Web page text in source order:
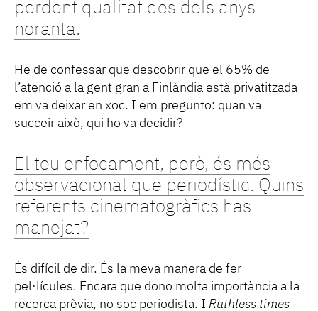
perdent qualitat des dels anys
noranta.
He de confessar que descobrir que el 65% de
l’atenció a la gent gran a Finlàndia està privatitzada
em va deixar en xoc. I em pregunto: quan va
succeir això, qui ho va decidir?
El teu enfocament, però, és més
observacional que periodístic. Quins
referents cinematogràfics has
manejat?
És difícil de dir. És la meva manera de fer
pel·lícules. Encara que dono molta importància a la
recerca prèvia, no soc periodista. I Ruthless times